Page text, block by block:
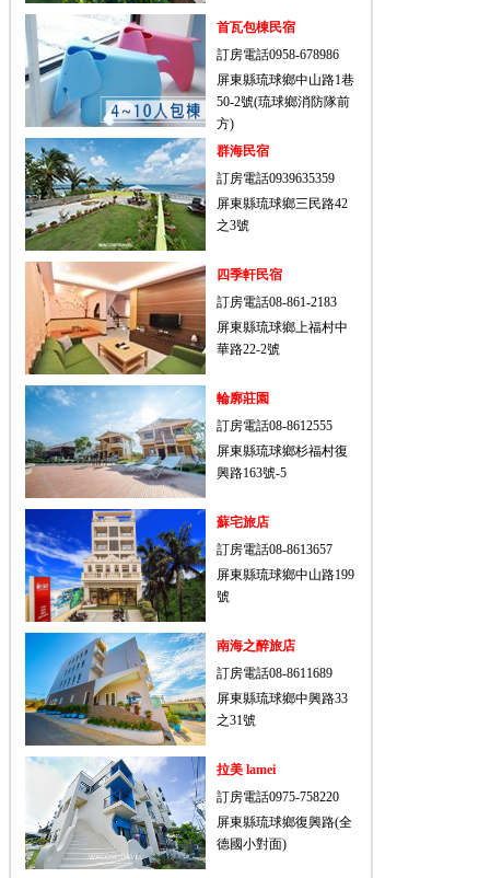
首瓦包棟民宿
訂房電話0958-678986
屏東縣琉球鄉中山路1巷
50-2號(琉球鄉消防隊前
方)
群海民宿
訂房電話0939635359
屏東縣琉球鄉三民路42
之3號
四季軒民宿
訂房電話08-861-2183
屏東縣琉球鄉上福村中
華路22-2號
輪廓莊園
訂房電話08-8612555
屏東縣琉球鄉杉福村復
興路163號-5
蘇宅旅店
訂房電話08-8613657
屏東縣琉球鄉中山路199
號
南海之醉旅店
訂房電話08-8611689
屏東縣琉球鄉中興路33
之31號
拉美 lamei
訂房電話0975-758220
屏東縣琉球鄉復興路(全
德國小對面)